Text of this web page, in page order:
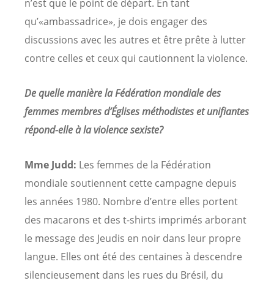
n’est que le point de départ. En tant
qu’«ambassadrice», je dois engager des
discussions avec les autres et être prête à lutter
contre celles et ceux qui cautionnent la violence.
De quelle manière la Fédération mondiale des
femmes membres d’Églises méthodistes et unifiantes
répond-elle à la violence sexiste?
Mme Judd: Les femmes de la Fédération
mondiale soutiennent cette campagne depuis
les années 1980. Nombre d’entre elles portent
des macarons et des t-shirts imprimés arborant
le message des Jeudis en noir dans leur propre
langue. Elles ont été des centaines à descendre
silencieusement dans les rues du Brésil, du